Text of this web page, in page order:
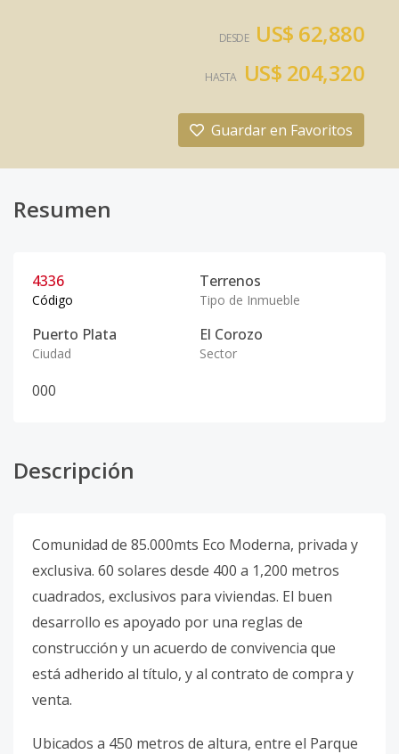
DESDE US$ 62,880
HASTA US$ 204,320
Guardar en Favoritos
Resumen
4336
Código
Terrenos
Tipo de Inmueble
Puerto Plata
Ciudad
El Corozo
Sector
000
Descripción
Comunidad de 85.000mts Eco Moderna, privada y
exclusiva. 60 solares desde 400 a 1,200 metros
cuadrados, exclusivos para viviendas. El buen
desarrollo es apoyado por una reglas de
construcción y un acuerdo de convivencia que
está adherido al título, y al contrato de compra y
venta.
Ubicados a 450 metros de altura, entre el Parque